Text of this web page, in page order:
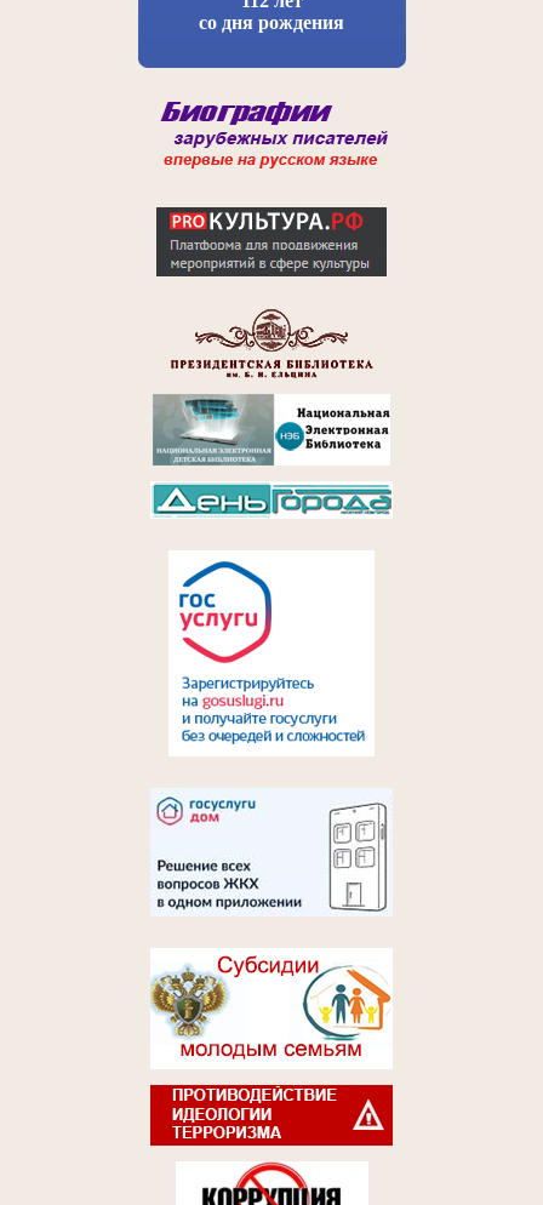
со дня рождения